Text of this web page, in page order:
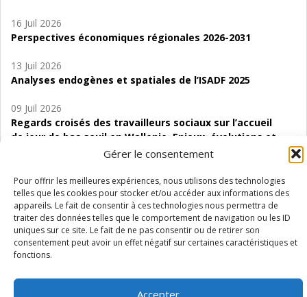
Gérer le consentement
Pour offrir les meilleures expériences, nous utilisons des technologies
telles que les cookies pour stocker et/ou accéder aux informations des
appareils. Le fait de consentir à ces technologies nous permettra de
traiter des données telles que le comportement de navigation ou les ID
uniques sur ce site. Le fait de ne pas consentir ou de retirer son
consentement peut avoir un effet négatif sur certaines caractéristiques et
fonctions.
Accepter
16 Juil 2026
Perspectives économiques régionales 2026-2031
13 Juil 2026
Analyses endogènes et spatiales de l’ISADF 2025
09 Juil 2026
Regards croisés des travailleurs sociaux sur l’accueil
de jour de bas seuil en Wallonie. Enjeux, évolutions et
06 Juil 2026
Étude d’évaluabilité des Structures
d’accompagnement à l’autocréation d’emploi (SAACE)
01 Juil 2026
Pénurie du personnel infirmier :quels indicateurs
Wallonie ?